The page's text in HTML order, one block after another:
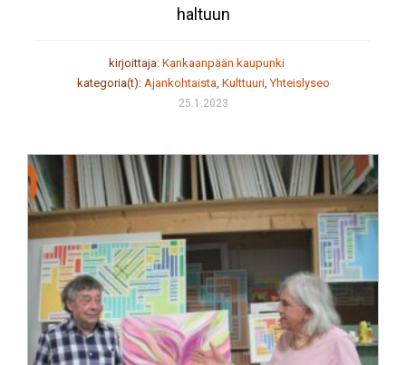
haltuun
kirjoittaja: Kankaanpään kaupunki
kategoria(t): Ajankohtaista, Kulttuuri,Yhteislyseo
25.1.2023